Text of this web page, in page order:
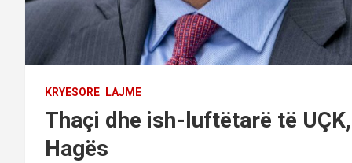
KRYESORE LAJME
Thaçi dhe ish-luftëtarë të
Hagës